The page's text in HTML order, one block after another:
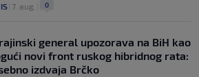
7. aug. 0
general upozorava na BiH kao
novi front ruskog hibridnog rata:
izdvaja Brčko